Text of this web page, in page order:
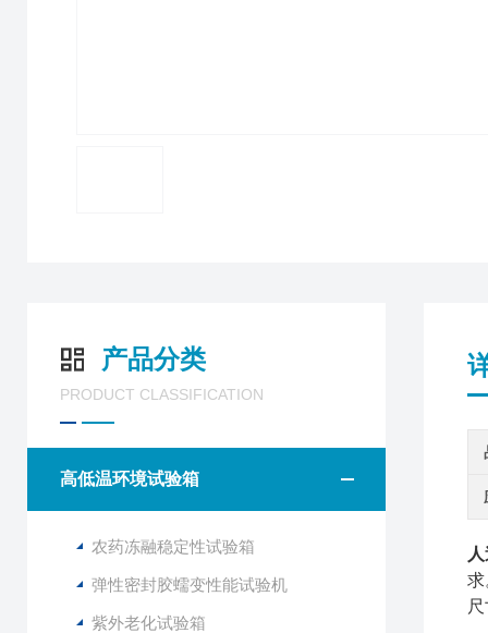
产品分类
PRODUCT CLASSIFICATION
高低温环境试验箱
农药冻融稳定性试验箱
弹性密封胶蠕变性能试验机
紫外老化试验箱
求